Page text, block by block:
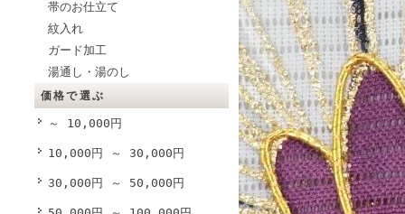
帯のお仕立て
紋入れ
ガード加工
湯通し・湯のし
価格で選ぶ
～ 10,000円
10,000円 ～ 30,000円
30,000円 ～ 50,000円